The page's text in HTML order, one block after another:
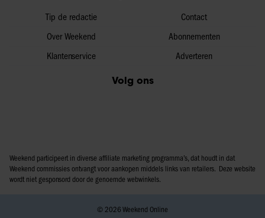
Tip de redactie
Over Weekend
Klantenservice
Contact
Abonnementen
Adverteren
Volg ons
Weekend participeert in diverse affiliate marketing programma’s, dat houdt in dat
Weekend commissies ontvangt voor aankopen middels links van retailers. Deze website
wordt niet gesponsord door de genoemde webwinkels.
© 2026 Weekend Online